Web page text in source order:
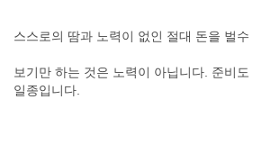
스스로의 땀과 노력이 없인 절대 돈을 벌수
보기만 하는 것은 노력이 아닙니다. 준비
일종입니다.